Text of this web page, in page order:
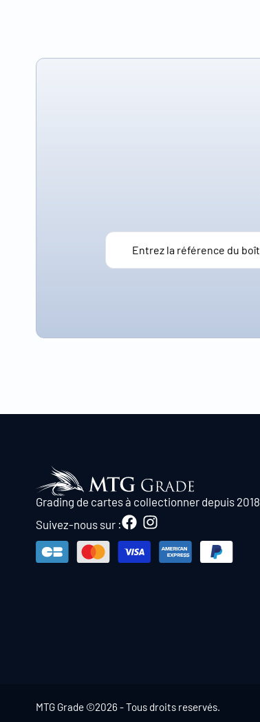
Grading de cartes à collectionner depuis 2018
Suivez-nous sur :
MTG Grade ©2026 - Tous droits reservés.